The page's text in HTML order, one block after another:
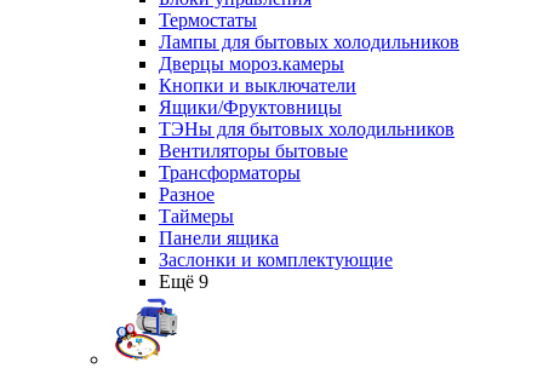
Термостаты
Лампы для бытовых холодильников
Дверцы мороз.камеры
Кнопки и выключатели
Ящики/Фруктовницы
ТЭНы для бытовых холодильников
Вентиляторы бытовые
Трансформаторы
Разное
Таймеры
Панели ящика
Заслонки и комплектующие
Ещё 9